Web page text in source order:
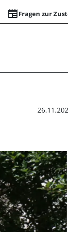
newspaperFragen zur